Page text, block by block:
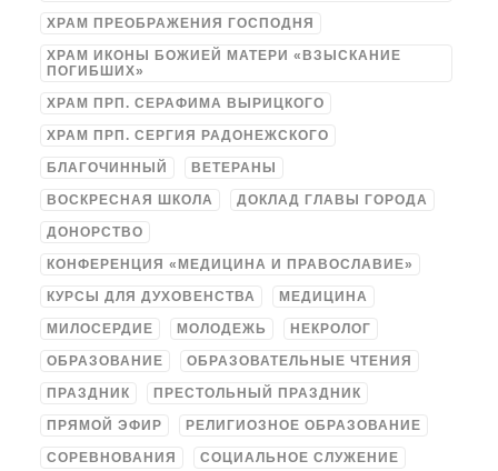
ХРАМ ПРЕОБРАЖЕНИЯ ГОСПОДНЯ
ХРАМ ИКОНЫ БОЖИЕЙ МАТЕРИ «ВЗЫСКАНИЕ
ПОГИБШИХ»
ХРАМ ПРП. СЕРАФИМА ВЫРИЦКОГО
ХРАМ ПРП. СЕРГИЯ РАДОНЕЖСКОГО
БЛАГОЧИННЫЙ ВЕТЕРАНЫ
ВОСКРЕСНАЯ ШКОЛА ДОКЛАД ГЛАВЫ ГОРОДА
ДОНОРСТВО
КОНФЕРЕНЦИЯ «МЕДИЦИНА И ПРАВОСЛАВИЕ»
КУРСЫ ДЛЯ ДУХОВЕНСТВА МЕДИЦИНА
МИЛОСЕРДИЕ МОЛОДЕЖЬ НЕКРОЛОГ
ОБРАЗОВАНИЕ ОБРАЗОВАТЕЛЬНЫЕ ЧТЕНИЯ
ПРАЗДНИК ПРЕСТОЛЬНЫЙ ПРАЗДНИК
ПРЯМОЙ ЭФИР РЕЛИГИОЗНОЕ ОБРАЗОВАНИЕ
СОРЕВНОВАНИЯ СОЦИАЛЬНОЕ СЛУЖЕНИЕ